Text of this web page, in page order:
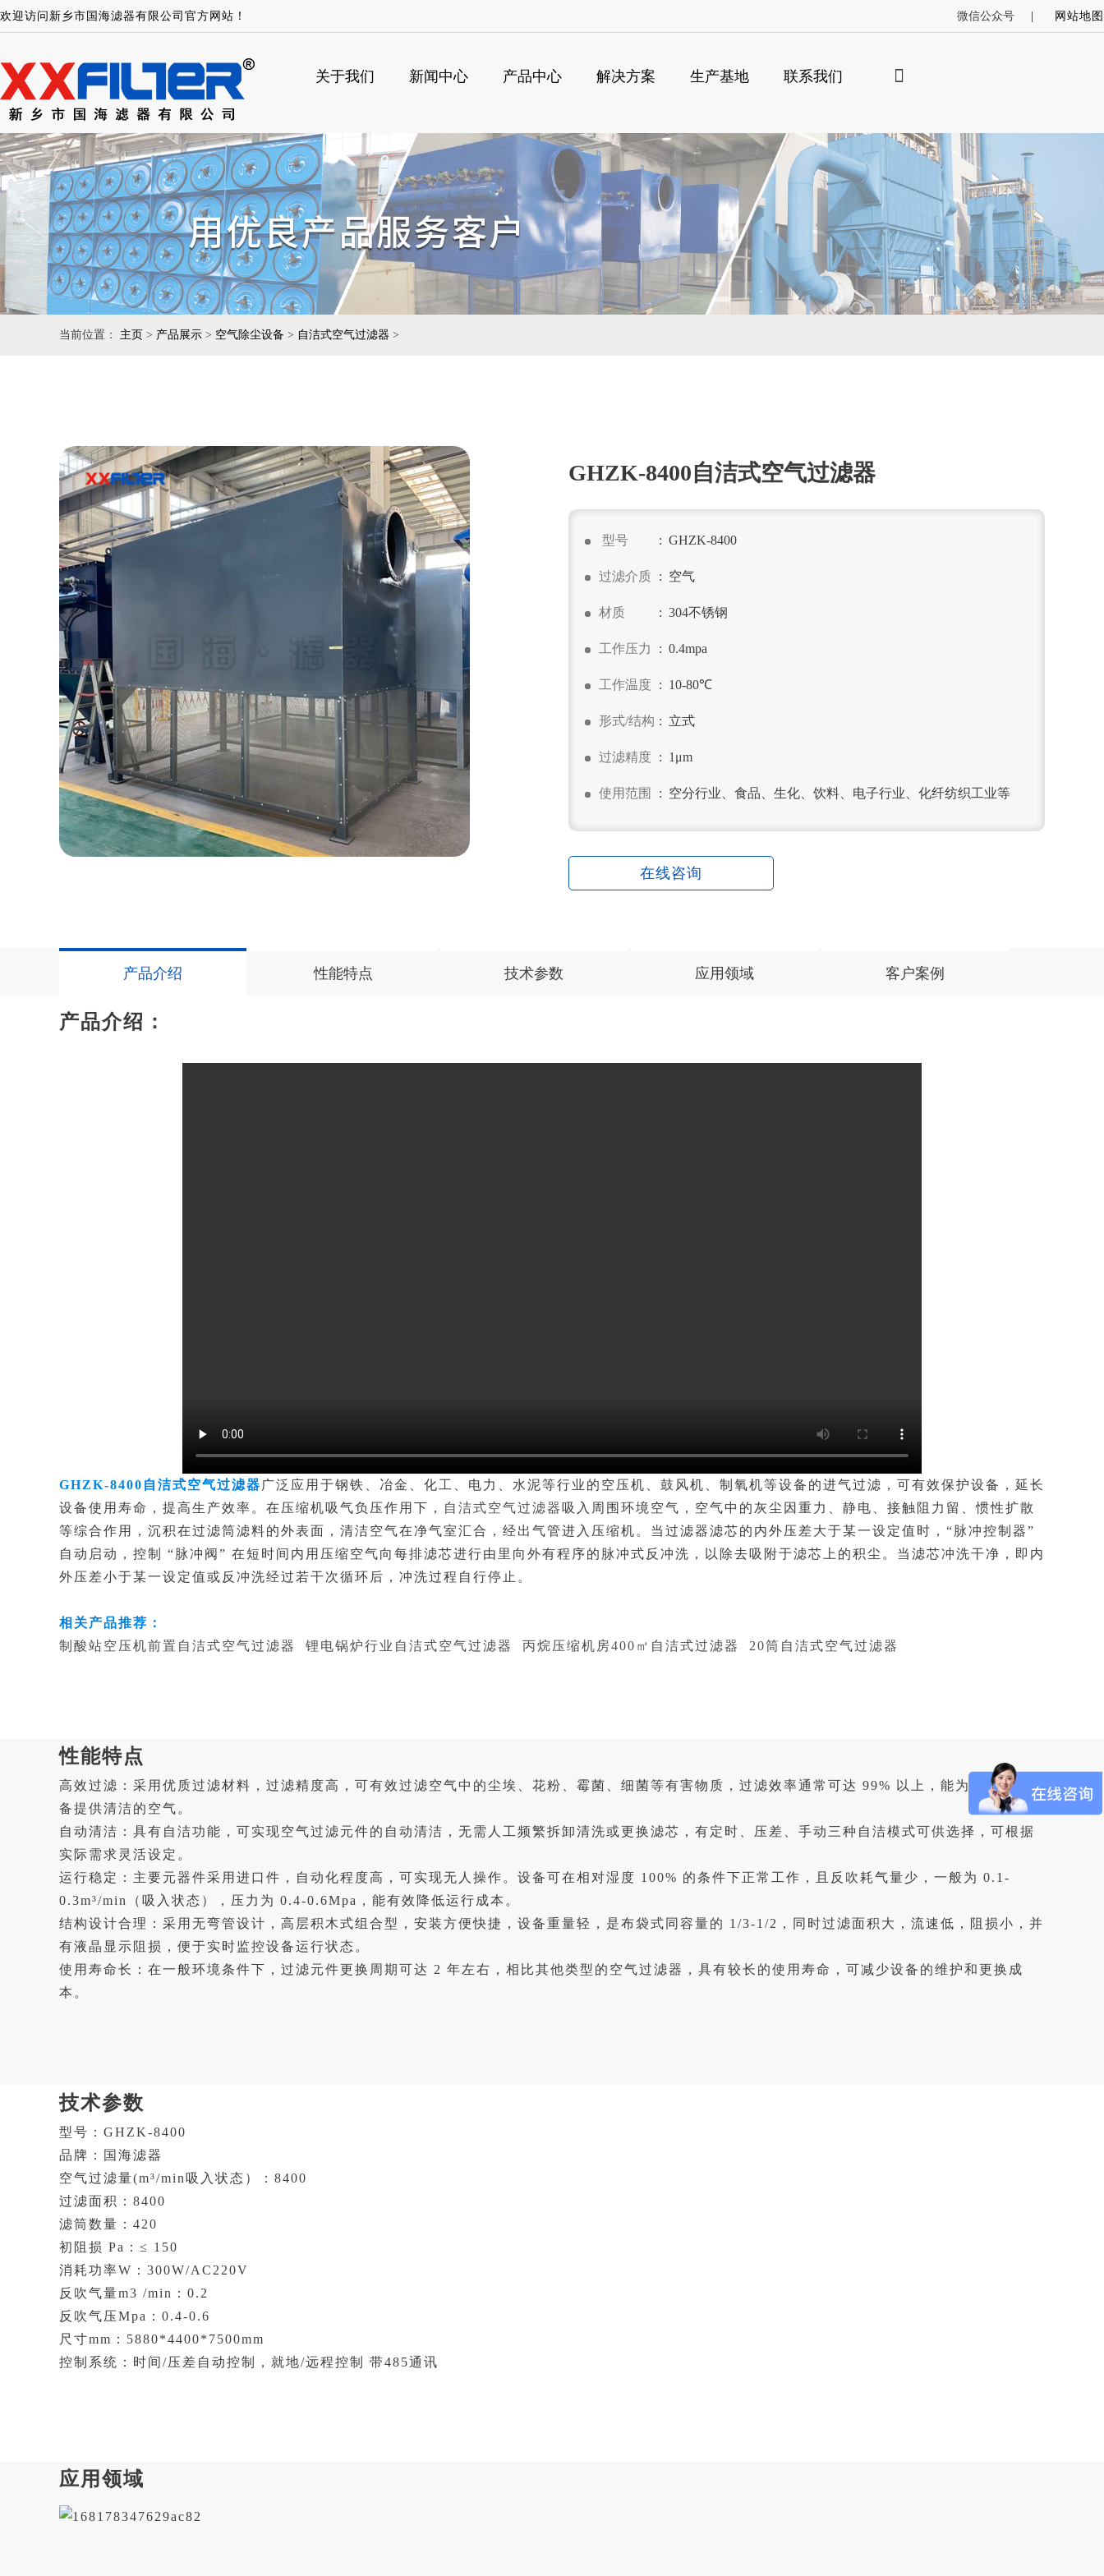
欢迎访问新乡市国海滤器有限公司官方网站！ 网站地图
微信公众号
关于我们 新闻中心 产品中心 解决方案 生产基地 联系我们
搜索
×
当前位置： 主页 > 产品展示 > 空气除尘设备 > 自洁式空气过滤器 >
GHZK-8400自洁式空气过滤器
型号 : GHZK-8400
过滤介质 : 空气
材质 : 304不锈钢
工作压力 : 0.4mpa
工作温度 : 10-80℃
形式/结构 : 立式
过滤精度 : 1μm
使用范围 : 空分行业、食品、生化、饮料、电子行业、化纤纺织工业等
在线咨询
产品介绍 性能特点 技术参数 应用领域 客户案例
产品介绍：
GHZK-8400自洁式空气过滤器 广泛应用于钢铁、冶金、化工、电力、水泥等行业的空压机、鼓风机、制氧机等设备的进气过滤，可有效保护设备，延长
设备使用寿命，提高生产效率。在压缩机吸气负压作用下，
自洁式空气过滤器 吸入周围环境空气，空气中的灰尘因重力、静电、接触阻力留、惯性扩散
等综合作用，沉积在过滤筒滤料的外表面，清洁空气在净气室汇合，经出气管进入压缩机。当过滤器滤芯的内外压差大于某一设定值时，“脉冲控制器”
自动启动，控制 “脉冲阀” 在短时间内用压缩空气向每排滤芯进行由里向外有程序的脉冲式反冲洗，以除去吸附于滤芯上的积尘。当滤芯冲洗干净，即内
外压差小于某一设定值或反冲洗经过若干次循环后，冲洗过程自行停止。
相关产品推荐：
制酸站空压机前置自洁式空气过滤器
锂电锅炉行业自洁式空气过滤器 丙烷压缩机房400㎡自洁式过滤器 20筒自洁式空气过滤器
性能特点
高效过滤：采用优质过滤材料，过滤精度高，可有效过滤空气中的尘埃、花粉、霉菌、细菌等有害物质，过滤效率通常可达 99% 以上，能为后续用气设
备提供清洁的空气。
自动清洁：具有自洁功能，可实现空气过滤元件的自动清洁，无需人工频繁拆卸清洗或更换滤芯，有定时、压差、手动三种自洁模式可供选择，可根据
实际需求灵活设定。
运行稳定：主要元器件采用进口件，自动化程度高，可实现无人操作。设备可在相对湿度 100% 的条件下正常工作，且反吹耗气量少，一般为 0.1-
0.3m³/min（吸入状态），压力为 0.4-0.6Mpa，能有效降低运行成本。
结构设计合理：采用无弯管设计，高层积木式组合型，安装方便快捷，设备重量轻，是布袋式同容量的 1/3-1/2，同时过滤面积大，流速低，阻损小，并
有液晶显示阻损，便于实时监控设备运行状态。
使用寿命长：在一般环境条件下，过滤元件更换周期可达 2 年左右，相比其他类型的空气过滤器，具有较长的使用寿命，可减少设备的维护和更换成
本。
技术参数
型号：GHZK-8400
品牌：国海滤器
空气过滤量(m³/min吸入状态）：8400
过滤面积：8400
滤筒数量：420
初阻损 Pa：≤ 150
消耗功率W：300W/AC220V
反吹气量m3 /min：0.2
反吹气压Mpa：0.4-0.6
尺寸mm：5880*4400*7500mm
控制系统：时间/压差自动控制，就地/远程控制 带485通讯
应用领域